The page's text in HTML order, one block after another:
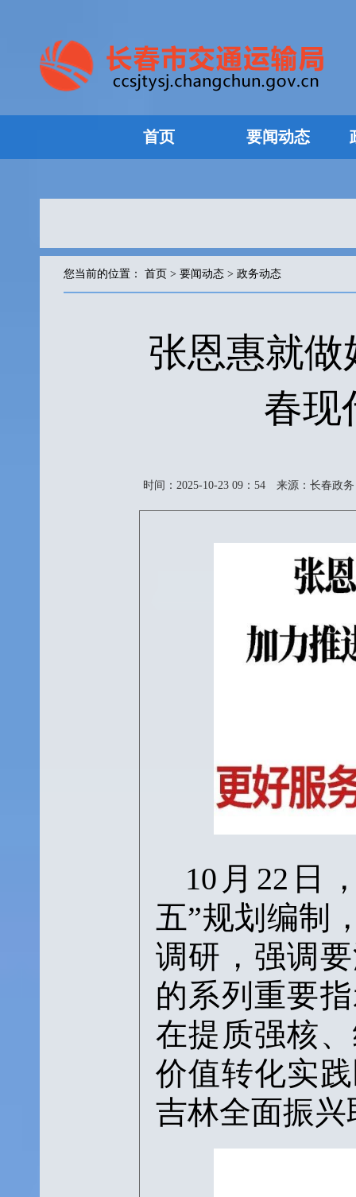
首页 要闻动态
您当前的位置： 首页 > 要闻动态 > 政务动态
张恩惠就做
春现
时间：2025-10-23 09：54 来源：长春政务
10月22日
五”规划编制
调研，强调
的系列重要
在提质强核
价值转化实
吉林全面振